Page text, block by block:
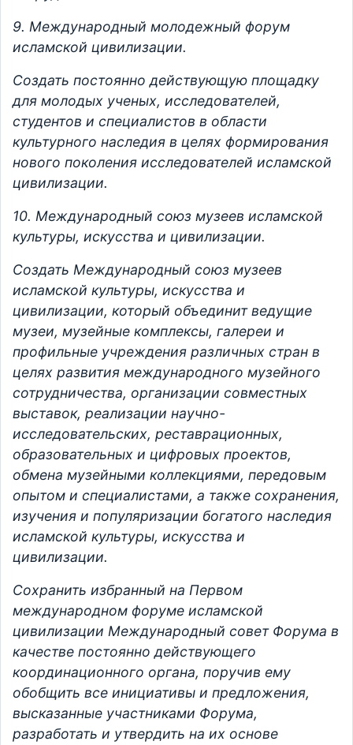
9. Международный молодежный форум
исламской цивилизации.
Создать постоянно действующую площадку
для молодых ученых, исследователей,
студентов и специалистов в области
культурного наследия в целях формирования
нового поколения исследователей исламской
цивилизации.
10. Международный союз музеев исламской
культуры, искусства и цивилизации.
Создать Международный союз музеев
исламской культуры, искусства и
цивилизации, который объединит ведущие
музеи, музейные комплексы, галереи и
профильные учреждения различных стран в
целях развития международного музейного
сотрудничества, организации совместных
выставок, реализации научно-
исследовательских, реставрационных,
образовательных и цифровых проектов,
обмена музейными коллекциями, передовым
опытом и специалистами, а также сохранения,
изучения и популяризации богатого наследия
исламской культуры, искусства и
цивилизации.
Сохранить избранный на Первом
международном форуме исламской
цивилизации Международный совет Форума в
качестве постоянно действующего
координационного органа, поручив ему
обобщить все инициативы и предложения,
высказанные участниками Форума,
разработать и утвердить на их основе